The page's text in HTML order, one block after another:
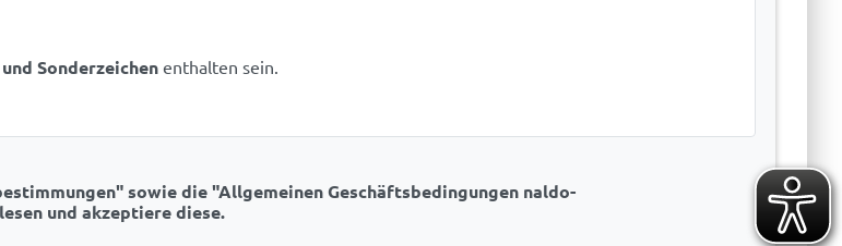
Sonderzeichenenthalten sein.
sowie die "Allgemeinen Geschäftsbedingungen naldo-
und akzeptiere diese.